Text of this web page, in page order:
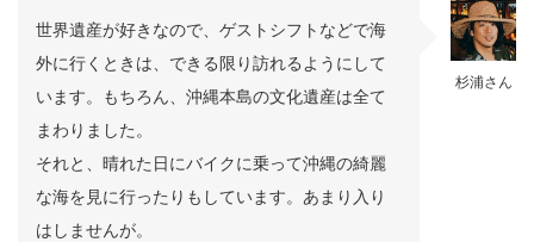
杉浦さん
世界遺産が好きなので、ゲストシフトなどで海
外に行くときは、できる限り訪れるようにして
います。もちろん、沖縄本島の文化遺産は全て
まわりました。
それと、晴れた日にバイクに乗って沖縄の綺麗
な海を見に行ったりもしています。あまり入り
はしませんが。